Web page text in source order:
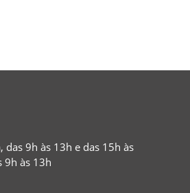
das 9h às 13h e das 15h às
9h às 13h